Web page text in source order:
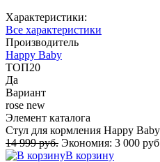
Характеристики:
Все характеристики
Производитель
Happy Baby
ТОП20
Да
Вариант
rose new
Элемент каталога
Стул для кормления Happy
14 999 руб. Экономия: 3 000
В корзину